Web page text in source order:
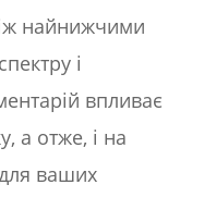
найнижчими
і
впливає
а отже, і на
ваших